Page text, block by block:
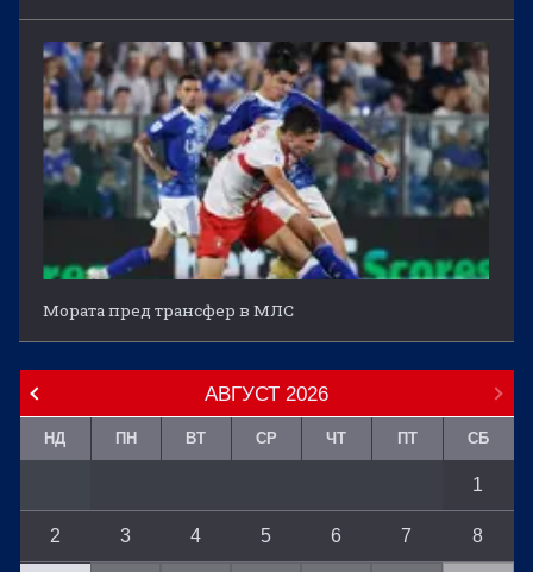
Мората пред трансфер в МЛС
АВГУСТ 2026
НД ПН ВТ СР ЧТ ПТ СБ
1
2 3 4 5 6 7 8